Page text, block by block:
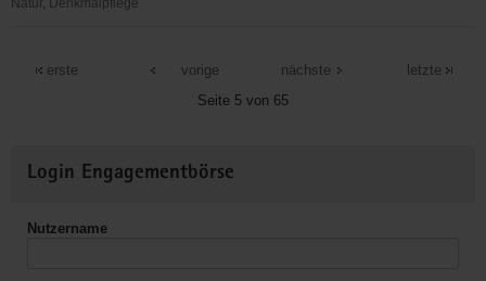
Natur, Denkmalpflege
Jugendstiftung
erste
vorige
Seite 5 von 65
nächste letzte
Informationen
Login Engagementbörse
Nutzername